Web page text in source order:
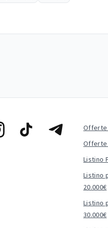
Offerte
Offerte
Listino
Listino
20.000€
Listino
30.000€